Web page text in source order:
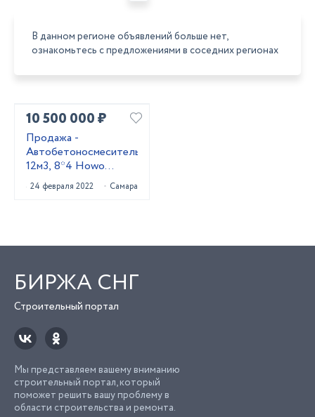
В данном регионе объявлений больше нет,
ознакомьтесь с предложениями в соседних регионах
10 500 000 ₽
Продажа -
Автобетоносмеситель
12м3, 8*4 Howo
HW76
24 февраля 2022 Самара
БИРЖА СНГ
Строительный портал
Мы представляем вашему вниманию
строительный портал, который
поможет решить вашу проблему в
области строительства и ремонта.